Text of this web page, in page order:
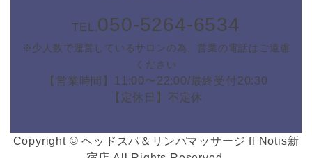
TEL.050-5264-6534
※少人数で運営しているサロンの為、営業の電話はご遠慮
ください
【営業時間】11:00〜22:00/最終受付20:30
【定休日】不定休
Copyright © ヘッドスパ＆リンパマッサージ fl Notis新